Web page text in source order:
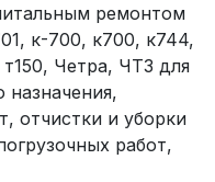
ремонтом
к-700, к700, к744,
Четра, ЧТЗ для
назначения,
отчистки и уборки
работ,